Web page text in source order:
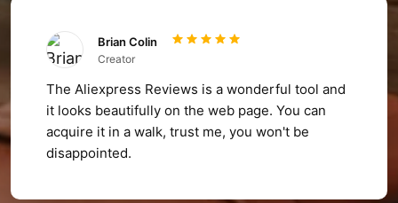
Brian Colin
Creator
The Aliexpress Reviews is a wonderful tool and
it looks beautifully on the web page. You can
acquire it in a walk, trust me, you won't be
disappointed.